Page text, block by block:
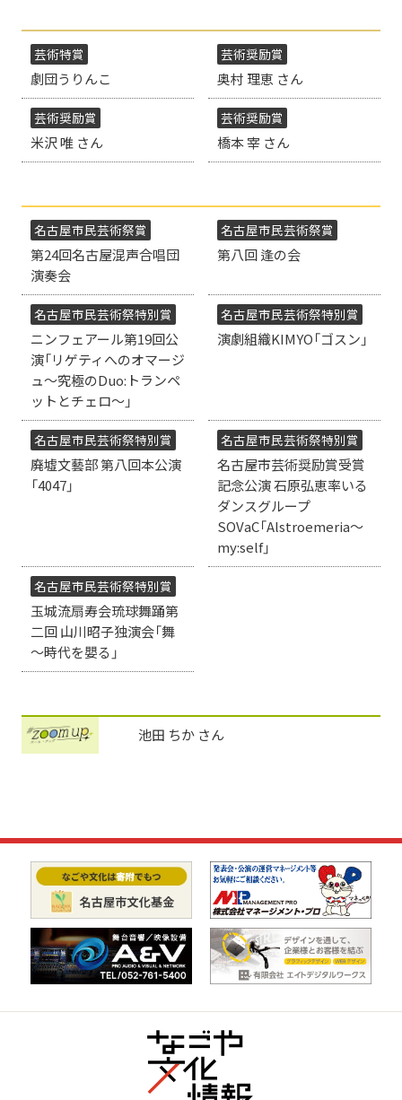
芸術特賞
劇団うりんこ
芸術奨励賞
奥村 理恵 さん
芸術奨励賞
米沢 唯 さん
芸術奨励賞
橋本 宰 さん
名古屋市民芸術祭賞
第24回名古屋混声合唱団
演奏会
名古屋市民芸術祭賞
第八回 逢の会
名古屋市民芸術祭特別賞
ニンフェアール第19回公
演「リゲティへのオマージ
ュ～究極のDuo:トランペ
ットとチェロ～」
名古屋市民芸術祭特別賞
演劇組織KIMYO「ゴスン」
名古屋市民芸術祭特別賞
廃墟文藝部 第八回本公演
「4047」
名古屋市民芸術祭特別賞
名古屋市芸術奨励賞受賞
記念公演 石原弘恵率いる
ダンスグループ
SOVaC「Alstroemeria～
my:self」
名古屋市民芸術祭特別賞
玉城流扇寿会琉球舞踊第
二回 山川昭子独演会「舞
～時代を嬰る」
池田 ちか さん